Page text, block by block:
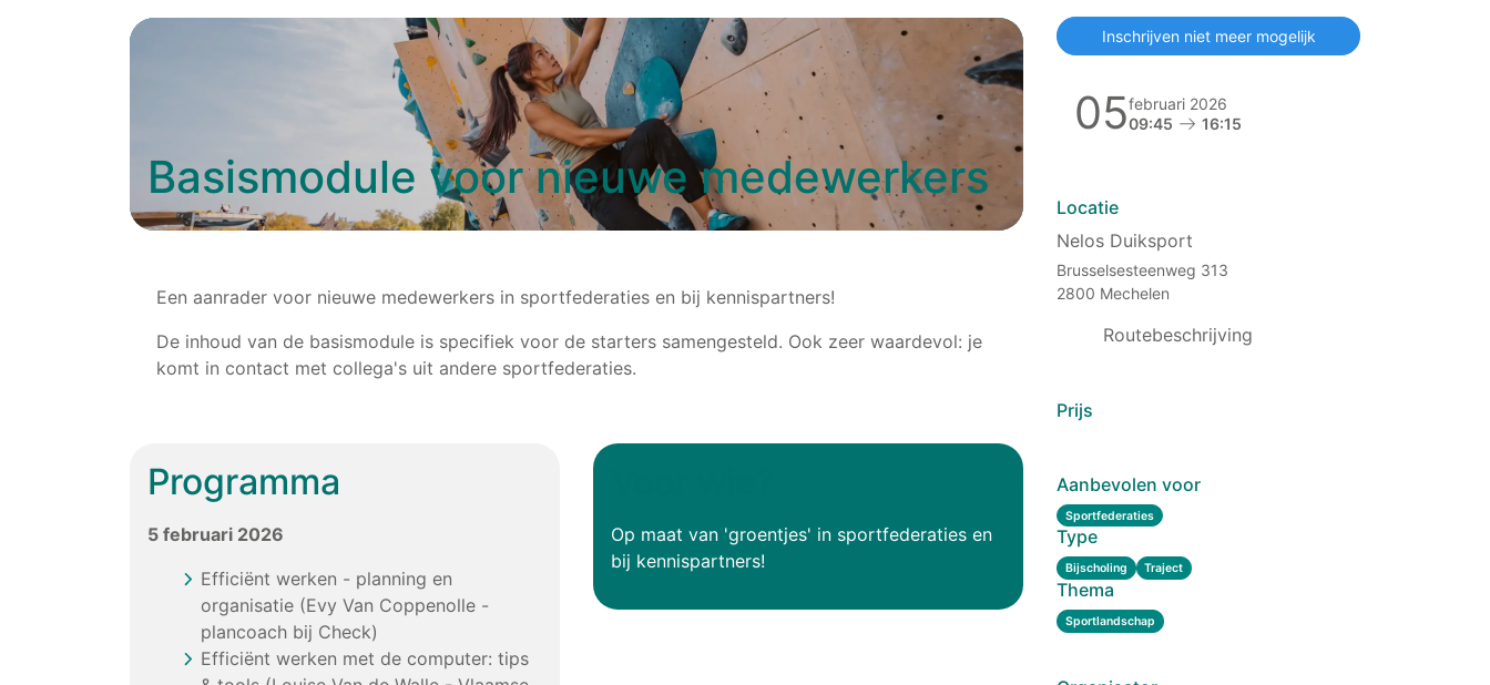
Basismodule voor nieuwe medewerkers
Een aanrader voor nieuwe medewerkers in sportfederaties en bij kennispartners!
De inhoud van de basismodule is specifiek voor de starters samengesteld. Ook zeer waardevol: je
komt in contact met collega's uit andere sportfederaties.
Programma
5 februari 2026
Efficiënt werken - planning en
organisatie (Evy Van Coppenolle -
plancoach bij Check)
Efficiënt werken met de computer: tips
Op maat van 'groentjes' in sportfederaties en
bij kennispartners!
Inschrijven niet meer mogelijk
05februari 2026
09:45
16:15
Locatie
Nelos Duiksport
Brusselsesteenweg 313
2800 Mechelen
Routebeschrijving
Prijs
Aanbevolen voor
Sportfederaties
Type
Bijscholing Traject
Thema
Sportlandschap